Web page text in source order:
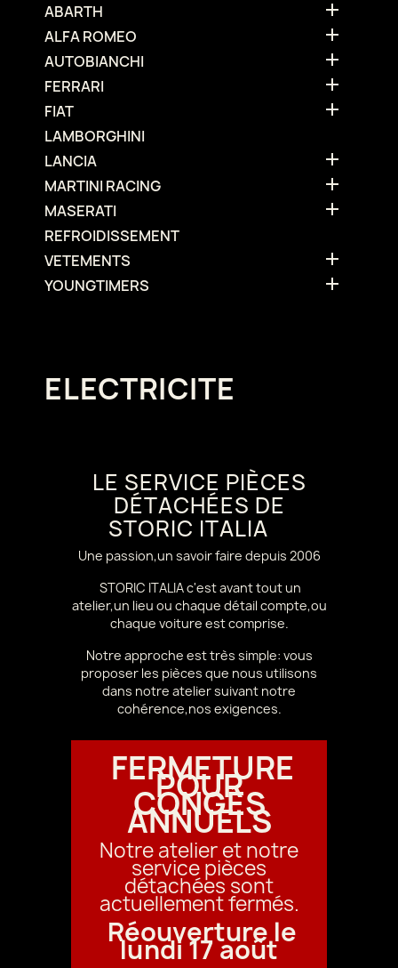
ABARTH 
ALFA ROMEO 
AUTOBIANCHI 
FERRARI 
FIAT 
LAMBORGHINI
LANCIA

MARTINI RACING 
MASERATI 
REFROIDISSEMENT
VETEMENTS

YOUNGTIMERS 
ELECTRICITE
LE SERVICE PIÈCES
DÉTACHÉES DE
STORIC ITALIA
Une passion,un savoir faire depuis 2006
STORIC ITALIA c'est avant tout un
atelier,un lieu ou chaque détail compte,ou
chaque voiture est comprise.
Notre approche est très simple: vous
proposer les pièces que nous utilisons
dans notre atelier suivant notre
cohérence,nos exigences.
FERMETURE
POUR
CONGÉS
ANNUELS
Notre atelier et notre
service pièces
détachées sont
actuellement fermés.
Réouverture le
lundi 17 août